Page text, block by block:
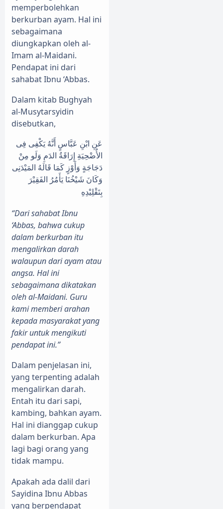
memperbolehkan
berkurban ayam. Hal ini
sebagaimana
diungkapkan oleh al-
Imam al-Maidani.
Pendapat ini dari
sahabat Ibnu ‘Abbas.
Dalam kitab Bughyah
al-Musytarsyidin
disebutkan,
عَنِ ابْنِ عَبَّاسٍ أَنَّهُ يَكْفِى فِى
الأُضْحِيَةِ إِرَاقَةُ الدَمِ وَلَو مِنْ
دَجَاجَةٍ وَأَوْزٍ كَمَا قَالَهُ المَيْدَنِى
وَكَانَ شَيْخُنَا يَأَمُرُ الفَقِيْرَ
بِتَقْلِيْدِهِ
“Dari sahabat Ibnu
‘Abbas, bahwa cukup
dalam berkurban itu
mengalirkan darah
walaupun dari ayam atau
angsa. Hal ini
sebagaimana dikatakan
oleh al-Maidani. Guru
kami memberi arahan
kepada masyarakat yang
fakir untuk mengikuti
pendapat ini.”
Dalam penjelasan ini,
yang terpenting adalah
mengalirkan darah.
Entah itu dari sapi,
kambing, bahkan ayam.
Hal ini dianggap cukup
dalam berkurban. Apa
lagi bagi orang yang
tidak mampu.
Apakah ada dalil dari
Sayidina Ibnu Abbas
yang berpendapat